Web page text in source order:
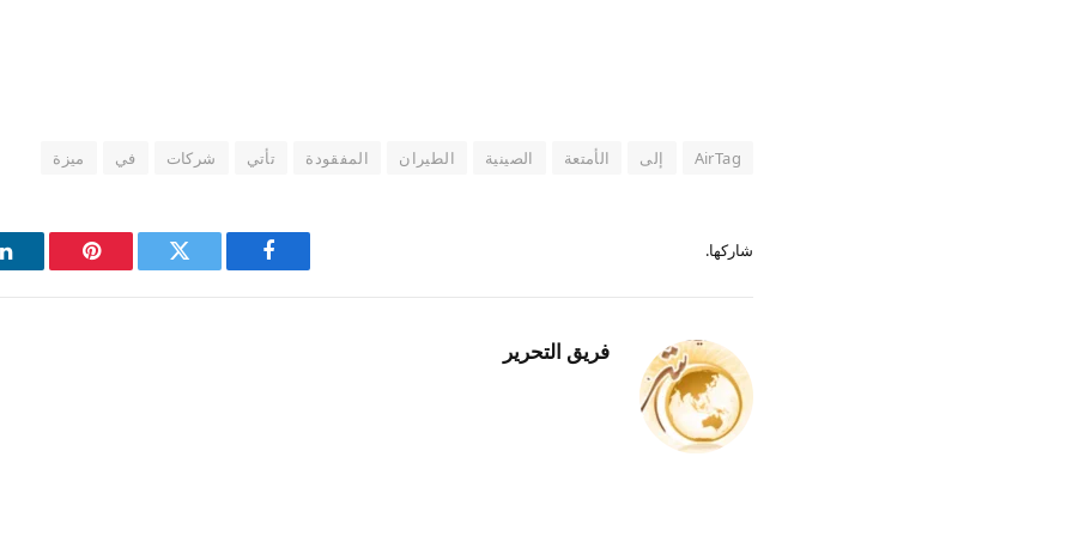
AirTag إلى الأمتعة الصينية الطيران المفقودة تأتي شركات في ميزة
شاركها.
فيسبوك
تويتر بينتيريست
فريق التحرير